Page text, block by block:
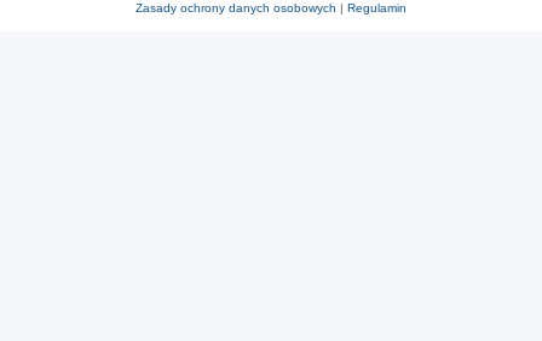
Zasady ochrony danych osobowych | Regulamin